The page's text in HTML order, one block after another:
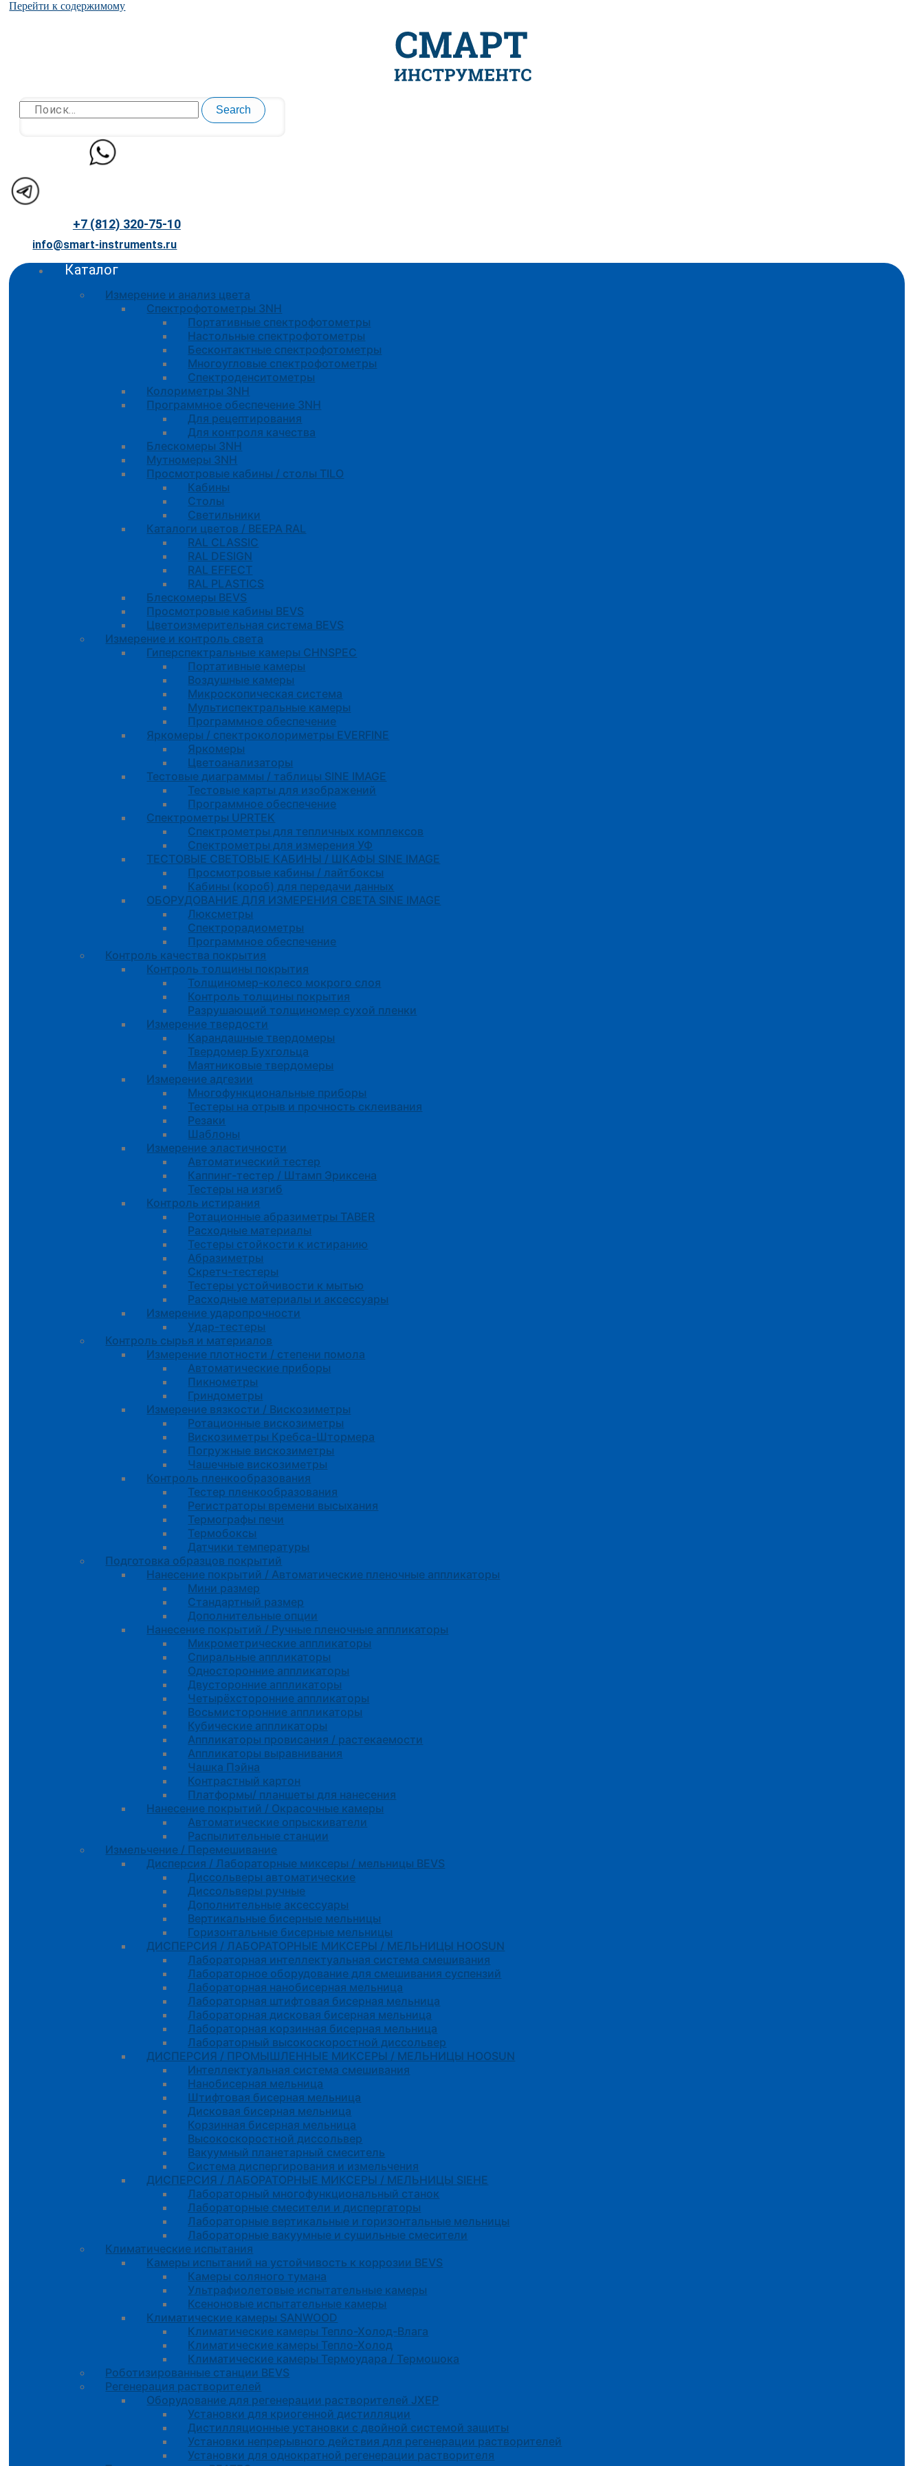
Перейти к содержимому
Search
+7 (812) 320-75-10
info@smart-instruments.ru
Каталог
Измерение и анализ цвета
Спектрофотометры 3NH
Портативные спектрофотометры
Настольные спектрофотометры
Бесконтактные спектрофотометры
Многоугловые спектрофотометры
Спектроденситометры
Колориметры 3NH
Программное обеспечение 3NH
Для рецептирования
Для контроля качества
Блескомеры 3NH
Мутномеры 3NH
Просмотровые кабины / столы TILO
Кабины
Cтолы
Светильники
Каталоги цветов / BEEPA RAL
RAL CLASSIC
RAL DESIGN
RAL EFFECT
RAL PLASTICS
Блескомеры BEVS
Просмотровые кабины BEVS
Цветоизмерительная система BEVS
Измерение и контроль света
Гиперспектральные камеры CHNSPEC
Портативные камеры
Воздушные камеры
Микроскопическая система
Мультиспектральные камеры
Программное обеспечение
Яркомеры / спектроколориметры EVERFINE
Яркомеры
Цветоанализаторы
Тестовые диаграммы / таблицы SINE IMAGE
Тестовые карты для изображений
Программное обеспечение
Спектрометры UPRTEK
Спектрометры для тепличных комплексов
Спектрометры для измерения УФ
ТЕСТОВЫЕ СВЕТОВЫЕ КАБИНЫ / ШКАФЫ SINE IMAGE
Просмотровые кабины / лайтбоксы
Кабины (короб) для передачи данных
ОБОРУДОВАНИЕ ДЛЯ ИЗМЕРЕНИЯ СВЕТА SINE IMAGE
Люксметры
Спектрорадиометры
Программное обеспечение
Контроль качества покрытия
Контроль толщины покрытия
Толщиномер-колесо мокрого слоя
Контроль толщины покрытия
Разрушающий толщиномер сухой пленки
Измерение твердости
Карандашные твердомеры
Твердомер Бухгольца
Маятниковые твердомеры
Измерение адгезии
Многофункциональные приборы
Тестеры на отрыв и прочность склеивания
Резаки
Шаблоны
Измерение эластичности
Автоматический тестер
Каппинг-тестер / Штамп Эриксена
Тестеры на изгиб
Контроль истирания
Ротационные абразиметры TABER
Расходные материалы
Тестеры стойкости к истиранию
Абразиметры
Скретч-тестеры
Тестеры устойчивости к мытью
Расходные материалы и аксессуары
Измерение ударопрочности
Удар-тестеры
Контроль сырья и материалов
Измерение плотности / степени помола
Автоматические приборы
Пикнометры
Гриндометры
Измерение вязкости / Вискозиметры
Ротационные вискозиметры
Вискозиметры Кребса-Штормера
Погружные вискозиметры
Чашечные вискозиметры
Контроль пленкообразования
Тестер пленкообразования
Регистраторы времени высыхания
Термографы печи
Термобоксы
Датчики температуры
Подготовка образцов покрытий
Нанесение покрытий / Автоматические пленочные аппликаторы
Мини размер
Стандартный размер
Дополнительные опции
Нанесение покрытий / Ручные пленочные аппликаторы
Микрометрические аппликаторы
Спиральные аппликаторы
Односторонние аппликаторы
Двусторонние аппликаторы
Четырёхсторонние аппликаторы
Восьмисторонние аппликаторы
Кубические аппликаторы
Аппликаторы провисания / растекаемости
Аппликаторы выравнивания
Чашка Пэйна
Контрастный картон
Платформы/ планшеты для нанесения
Нанесение покрытий / Окрасочные камеры
Автоматические опрыскиватели
Распылительные станции
Измельчение / Перемешивание
Дисперсия / Лабораторные миксеры / мельницы BEVS
Диссольверы автоматические
Диссольверы ручные
Дополнительные аксессуары
Вертикальные бисерные мельницы
Горизонтальные бисерные мельницы
ДИСПЕРСИЯ / ЛАБОРАТОРНЫЕ МИКСЕРЫ / МЕЛЬНИЦЫ HOOSUN
Лабораторная интеллектуальная система смешивания
Лабораторное оборудование для смешивания суспензий
Лабораторная нанобисерная мельница
Лабораторная штифтовая бисерная мельница
Лабораторная дисковая бисерная мельница
Лабораторная корзинная бисерная мельница
Лабораторный высокоскоростной диссольвер
ДИСПЕРСИЯ / ПРОМЫШЛЕННЫЕ МИКСЕРЫ / МЕЛЬНИЦЫ HOOSUN
Интеллектуальная система смешивания
Нанобисерная мельница
Штифтовая бисерная мельница
Дисковая бисерная мельница
Корзинная бисерная мельница
Высокоскоростной диссольвер
Вакуумный планетарный смеситель
Система диспергирования и измельчения
ДИСПЕРСИЯ / ЛАБОРАТОРНЫЕ МИКСЕРЫ / МЕЛЬНИЦЫ SIEHE
Лабораторный многофункциональный станок
Лабораторные смесители и диспергаторы
Лабораторные вертикальные и горизонтальные мельницы
Лабораторные вакуумные и сушильные смесители
Климатические испытания
Камеры испытаний на устойчивость к коррозии BEVS
Камеры соляного тумана
Ультрафиолетовые испытательные камеры
Ксеноновые испытательные камеры
Климатические камеры SANWOOD
Климатические камеры Тепло-Холод-Влага
Климатические камеры Тепло-Холод
Климатические камеры Термоудара / Термошока
Роботизированные станции BEVS
Регенерация растворителей
Оборудование для регенерации растворителей JXEP
Установки для криогенной дистилляции
Дистилляционные установки с двойной системой защиты
Установки непрерывного действия для регенерации растворителей
Установки для однократной регенерации растворителя